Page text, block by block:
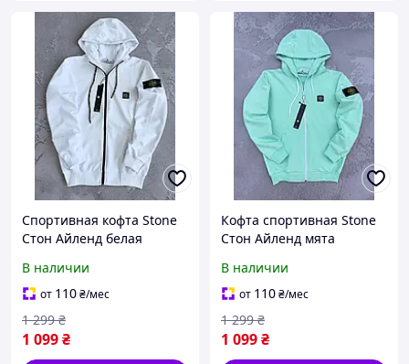
Спортивная кофта Stone
Стон Айленд белая
турецкая двунитка,
Толстовка Стоник с
патчем Турция зип худи
В наличии
от 110₴/мес
1 099₴
1 299 ₴
Кофта спортивная Stone
Стон Айленд мята
турецкая двунитка,
Толстовка Стоник за
патчем Турция
В наличии
от 110₴/мес
1 099₴
1 299 ₴